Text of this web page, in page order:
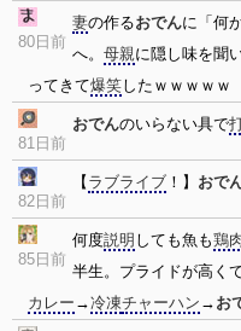
80日前
妻の作るおでんに「何
へ。 母親に隠し味を聞
ってきて爆笑したｗｗｗｗｗ
81日前
おでんのいらない具で
82日前
【 ラブライブ ！】 おで
85日前
何度説明 しても魚も鶏
半生。プライドが高く
カレー →冷凍チャーハン → お